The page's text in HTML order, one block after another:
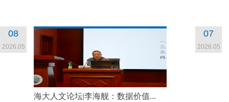
08
2026.05
海大人文论坛|李海舰：数据价值...
07
2026.05